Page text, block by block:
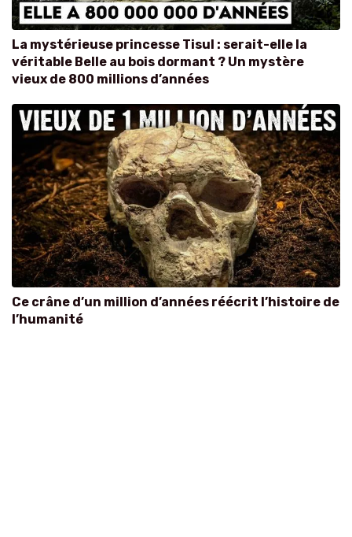
La mystérieuse princesse Tisul : serait-elle la
véritable Belle au bois dormant ? Un mystère
vieux de 800 millions d’années
Ce crâne d’un million d’années réécrit l’histoire de
l’humanité